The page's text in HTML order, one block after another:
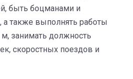
быть боцманами и
также выполнять работы
занимать должность
скоростных поездов и